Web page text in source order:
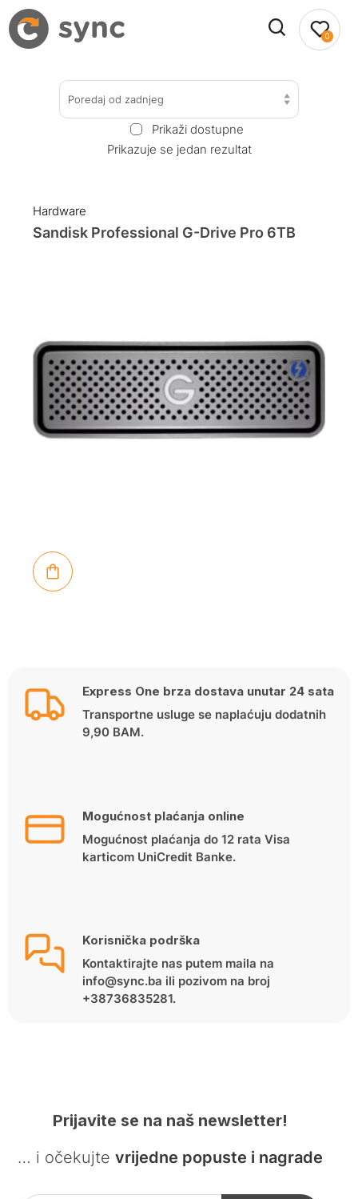
0
Poredaj od zadnjeg
Prikaži dostupne
Prikazuje se jedan rezultat
Hardware
Sandisk Professional G-Drive Pro 6TB
Express One brza dostava unutar 24 sata
Transportne usluge se naplaćuju dodatnih
9,90 BAM.
Mogućnost plaćanja online
Mogućnost plaćanja do 12 rata Visa
karticom UniCredit Banke.
Korisnička podrška
Kontaktirajte nas putem maila na
info@sync.ba ili pozivom na broj
+38736835281.
Prijavite se na naš newsletter!
… i očekujte vrijedne popuste i nagrade